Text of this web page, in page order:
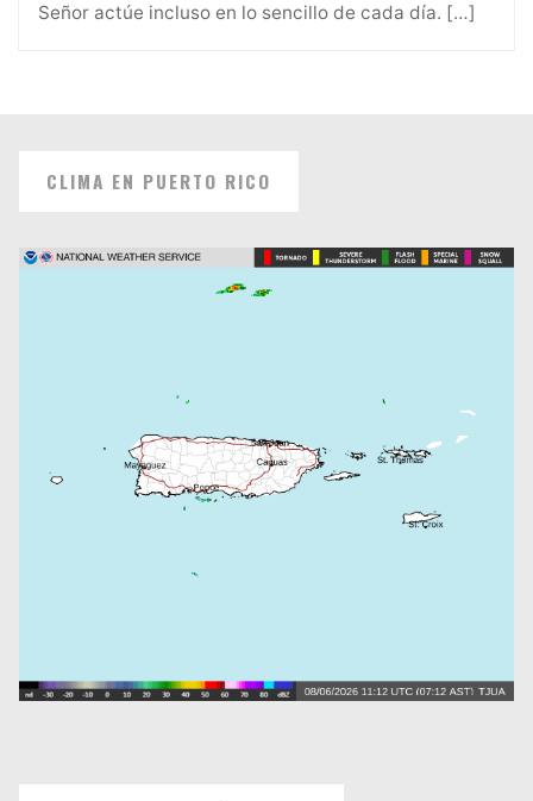
Señor actúe incluso en lo sencillo de cada día. […]
CLIMA EN PUERTO RICO